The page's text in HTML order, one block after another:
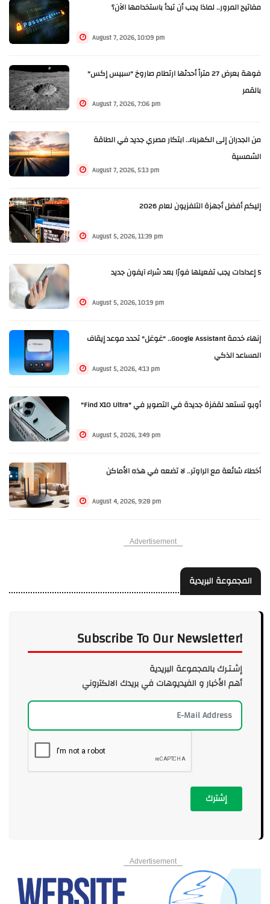
مفاتيح المرور.. لماذا يجب أن تبدأ باستخدامها الآن؟
August 7, 2026, 10:09 pm
فوهة بعرض 27 متراً أحدثها ارتطام صاروخ "سبيس إكس"
بالقمر
August 7, 2026, 7:06 pm
من الجدران إلى الكهرباء.. ابتكار مصري جديد في الطاقة
الشمسية
August 7, 2026, 5:13 pm
إليكم أفضل أجهزة التلفزيون لعام 2026
August 5, 2026, 11:39 pm
5 إعدادات يجب تفعيلها فورًا بعد شراء آيفون جديد
August 5, 2026, 10:19 pm
إنهاء خدمة Google Assistant.. "غوغل" تحدد موعد إيقاف
المساعد الذكي
August 5, 2026, 4:13 pm
أوبو تستعد لقفزة جديدة في التصوير في "Find X10 Ultra"
August 5, 2026, 3:49 pm
أخطاء شائعة مع الراوتر.. لا تضعه في هذه الأماكن
August 4, 2026, 9:28 pm
Advertisement
المجموعة البريدية
Subscribe To Our Newsletter!
إشـتـرك بالمجموعة البريدية
أهم الأخبار و الفيديوهات في بريدك الالكتروني
إشترك
Advertisement